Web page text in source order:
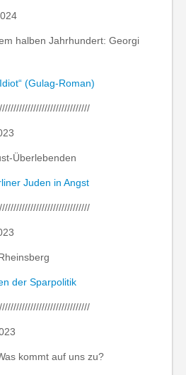
halben Jahrhundert: Georgi
(Gulag-Roman)
Überlebenden
Juden in Angst
der Sparpolitik
kommt auf uns zu?